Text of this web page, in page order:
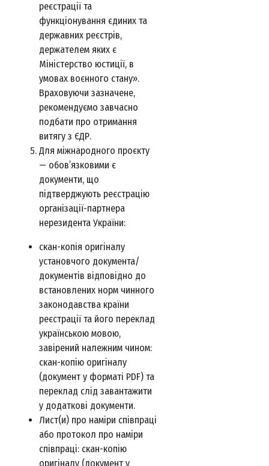
реєстрації та
функціонування єдиних та
державних реєстрів,
держателем яких є
Міністерство юстиції, в
умовах воєнного стану».
Враховуючи зазначене,
рекомендуємо завчасно
подбати про отримання
витягу з ЄДР.
Для міжнародного проєкту
— обов’язковими є
документи, що
підтверджують реєстрацію
організації-партнера
нерезидента України:
скан-копія оригіналу
установчого документа/
документів відповідно до
встановлених норм чинного
законодавства країни
реєстрації та його переклад
українською мовою,
завірений належним чином:
скан-копію оригіналу
(документ у форматі PDF) та
переклад слід завантажити
у додаткові документи.
Лист(и) про наміри співпраці
або протокол про наміри
співпраці: скан-копію
оригіналу (документ у